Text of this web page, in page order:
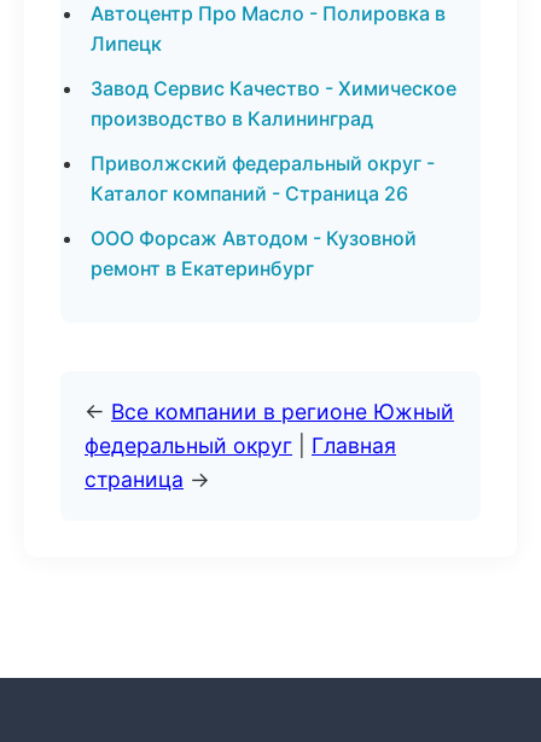
Автоцентр Про Масло - Полировка в
Липецк
Завод Сервис Качество - Химическое
производство в Калининград
Приволжский федеральный округ -
Каталог компаний - Страница 26
ООО Форсаж Автодом - Кузовной
ремонт в Екатеринбург
← Все компании в регионе Южный
федеральный округ
Главная
страница →